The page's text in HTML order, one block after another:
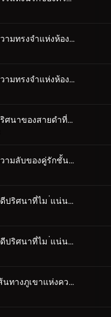
ตอนที่ 908 ความทรงจำแห่งห้องเรียนซากุระ รันเกิร์ล
ตอนที่ 909 ความทรงจำแห่งห้องเรียนซากุระ ชินอิจิบอย
ตอนที่ 910 ปริศนาของสายดำที่หายไป
ตอนที่ 911 ความลับของคู่รักชั้นสูง
ตอนที่ 912 คดีปริศนาที่ไม ่แน่นอนของเมืองเบกะ (ตอนแรก)
ตอนที่ 913 คดีปริศนาที่ไม ่แน่นอนของเมืองเบกะ (ตอนจบ)
ตอนที่ 914 เส้นทางภูเขาแห่งความมืด